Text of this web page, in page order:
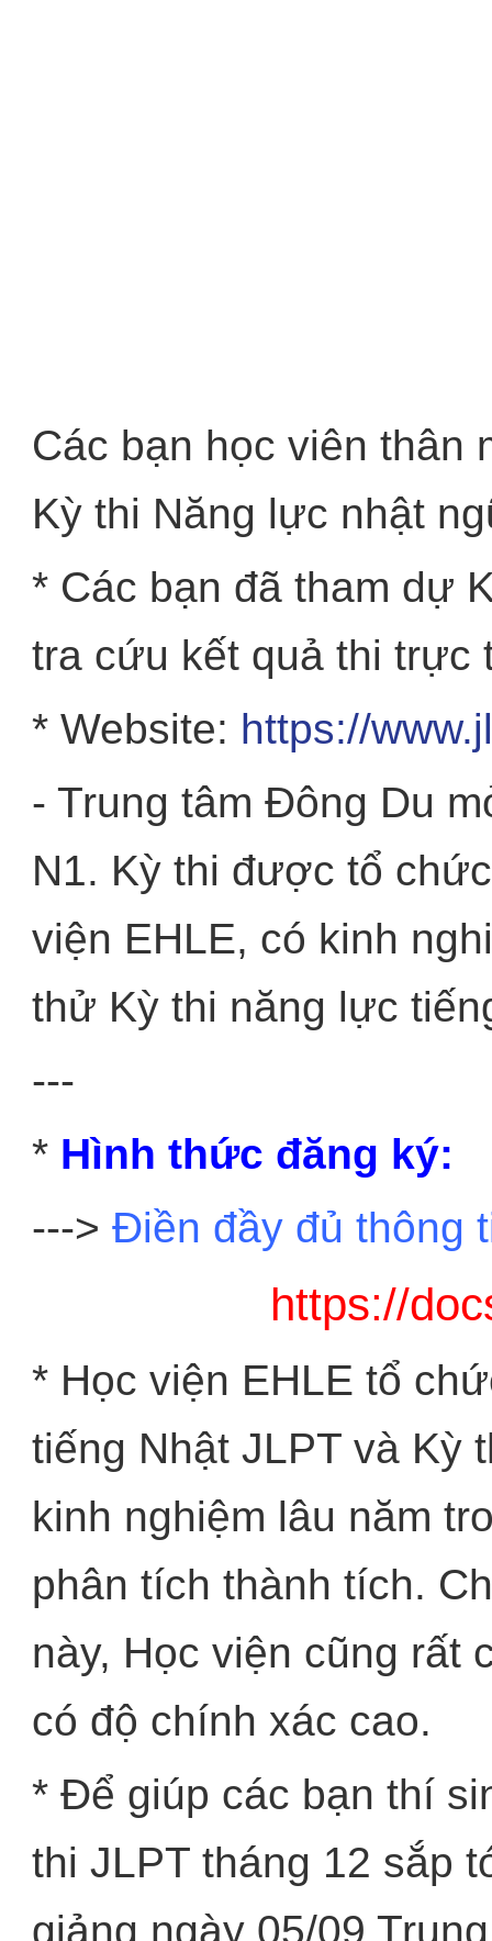
Các bạn học viên thân
Kỳ thi Năng lực nhật
* Các bạn đã tham dự
tra cứu kết quả thi trực
* Website: https://
- Trung tâm Đông Du
N1. Kỳ thi được tổ
viện EHLE, có kinh
thử Kỳ thi năng lực
---
* Hình thức đăng ký:
---> Điền đầy đủ thông
https://
* Học viện EHLE tổ
tiếng Nhật JLPT và Kỳ
kinh nghiệm lâu năm
phân tích thành tích.
này, Học viện cũng rất
có độ chính xác cao.
* Để giúp các bạn thí
thi JLPT tháng 12 sắp
giảng ngày 05/09